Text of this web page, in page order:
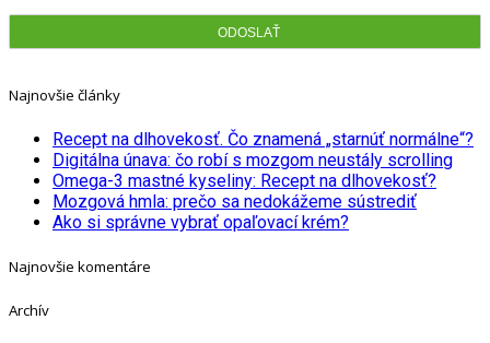
Najnovšie články
Recept na dlhovekosť. Čo znamená „starnúť normálne“?
Digitálna únava: čo robí s mozgom neustály scrolling
Omega-3 mastné kyseliny: Recept na dlhovekosť?
Mozgová hmla: prečo sa nedokážeme sústrediť
Ako si správne vybrať opaľovací krém?
Najnovšie komentáre
Archív